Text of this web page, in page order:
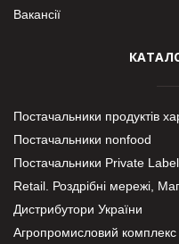
Вакансії
Постачальники продуктів
Постачальники nonfood
Постачальники Private Label
Retail. Роздрібні мережі,
Дистрибутори України
Агропромисловий комплекс